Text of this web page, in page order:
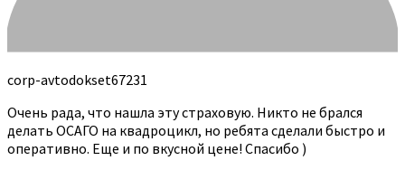
corp-avtodokset67231
Очень рада, что нашла эту страховую. Никто не брался
делать ОСАГО на квадроцикл, но ребята сделали быстро и
оперативно. Еще и по вкусной цене! Спасибо )